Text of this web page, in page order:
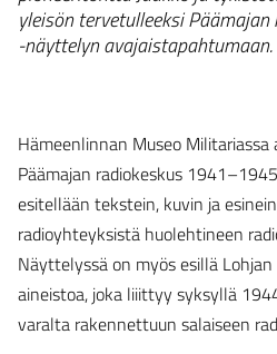
yleisön tervetulleeksi
-näyttelyn avajaistapahtumaan.
Hämeenlinnan Museo
Päämajan radiokeskus
esitellään tekstein, kuvin ja
radioyhteyksistä huolehtineen
Näyttelyssä on myös esillä
aineistoa, joka liiittyy syksyllä
varalta rakennettuun salaiseen